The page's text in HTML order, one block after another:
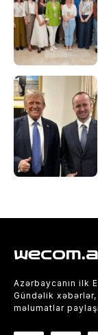
Azərbaycanın ilk
Gündəlik
məlumatlar